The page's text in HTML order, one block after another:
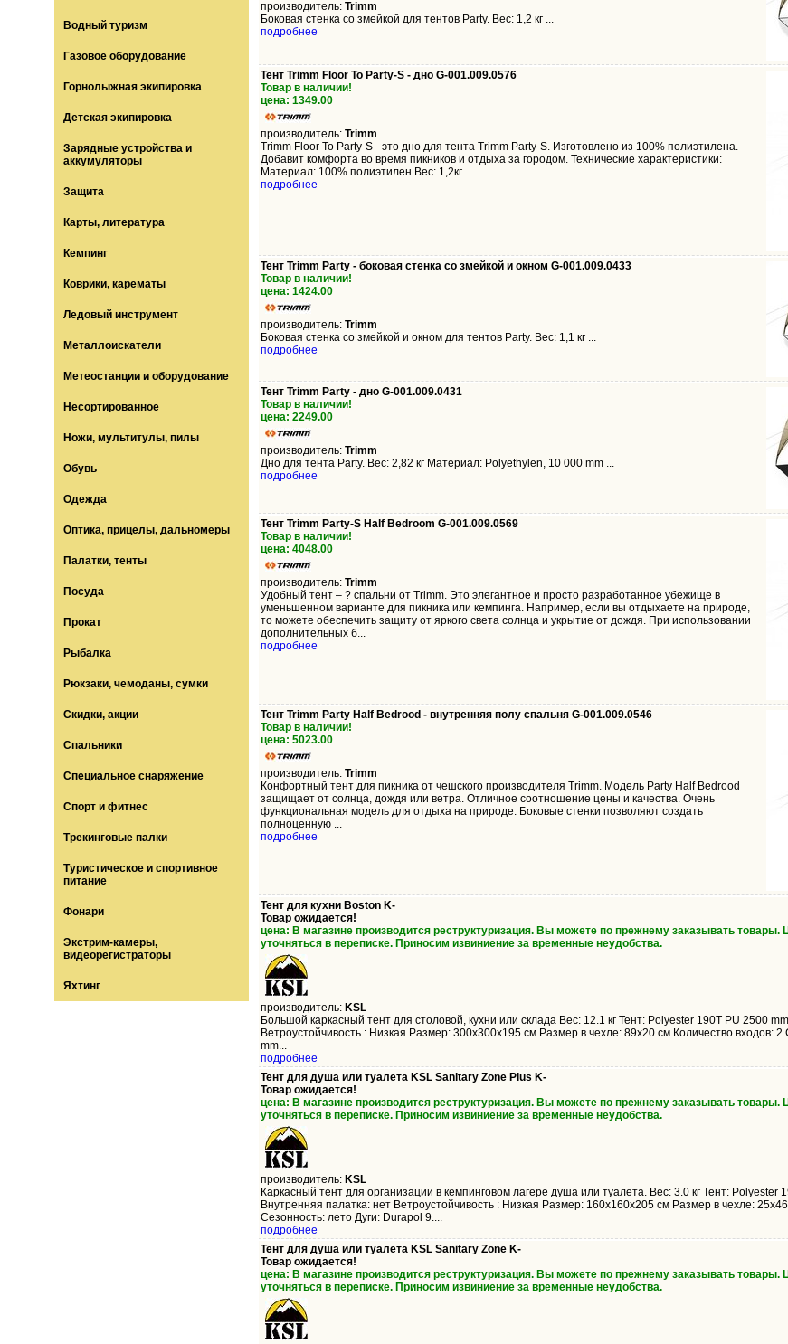
Водный туризм
Газовое оборудование
Горнолыжная экипировка
Детская экипировка
Зарядные устройства и
аккумуляторы
Защита
Карты, литература
Кемпинг
Коврики, карематы
Ледовый инструмент
Металлоискатели
Метеостанции и оборудование
Несортированное
Ножи, мультитулы, пилы
Обувь
Одежда
Оптика, прицелы, дальномеры
Палатки, тенты
Посуда
Прокат
Рыбалка
Рюкзаки, чемоданы, сумки
Скидки, акции
Спальники
Специальное снаряжение
Спорт и фитнес
Трекинговые палки
Туристическое и спортивное
питание
Фонари
Экстрим-камеры,
видеорегистраторы
Яхтинг
производитель: Trimm
Боковая стенка со змейкой для тентов Party. Вес: 1,2 кг ...
подробнее
Тент Trimm Floor To Party-S - дно G-001.009.0576
Товар в наличии!
цена: 1349.00
производитель: Trimm
Trimm Floor To Party-S - это дно для тента Trimm Party-S. Изготовлено из 100% полиэтилена.
Добавит комфорта во время пикников и отдыха за городом. Технические характеристики:
Материал: 100% полиэтилен Вес: 1,2кг ...
подробнее
Тент Trimm Party - боковая стенка со змейкой и окном G-001.009.0433
Товар в наличии!
цена: 1424.00
производитель: Trimm
Боковая стенка со змейкой и окном для тентов Party. Вес: 1,1 кг ...
подробнее
Тент Trimm Party - дно G-001.009.0431
Товар в наличии!
цена: 2249.00
производитель: Trimm
Дно для тента Party. Вес: 2,82 кг Материал: Polyethylen, 10 000 mm ...
подробнее
Тент Trimm Party-S Half Bedroom G-001.009.0569
Товар в наличии!
цена: 4048.00
производитель: Trimm
Удобный тент – ? спальни от Trimm. Это элегантное и просто разработанное убежище в
уменьшенном варианте для пикника или кемпинга. Например, если вы отдыхаете на природе,
то можете обеспечить защиту от яркого света солнца и укрытие от дождя. При использовании
дополнительных б...
подробнее
Тент Trimm Party Half Bedrood - внутренняя полу спальня G-001.009.0546
Товар в наличии!
цена: 5023.00
производитель: Trimm
Конфортный тент для пикника от чешского производителя Trimm. Модель Party Half Bedrood
защищает от солнца, дождя или ветра. Отличное соотношение цены и качества. Очень
функциональная модель для отдыха на природе. Боковые стенки позволяют создать
полноценную ...
подробнее
Тент для кухни Boston K-
Товар ожидается!
цена: В магазине производится реструктуризация. Вы можете по прежнему заказывать товары.
уточняться в переписке. Приносим извиниение за временные неудобства.
производитель: KSL
Большой каркасный тент для столовой, кухни или склада Вес: 12.1 кг Тент: Polyester 190T PU 2500
Ветроустойчивость : Низкая Размер: 300x300x195 см Размер в чехле: 89x20 см Количество входов: 2
mm...
подробнее
Тент для душа или туалета KSL Sanitary Zone Plus K-
Товар ожидается!
цена: В магазине производится реструктуризация. Вы можете по прежнему заказывать товары.
уточняться в переписке. Приносим извиниение за временные неудобства.
производитель: KSL
Каркасный тент для организации в кемпинговом лагере душа или туалета. Вес: 3.0 кг Тент: Polyester
Внутренняя палатка: нет Ветроустойчивость : Низкая Размер: 160x160x205 см Размер в чехле:
Сезонность: лето Дуги: Durapol 9....
подробнее
Тент для душа или туалета KSL Sanitary Zone K-
Товар ожидается!
цена: В магазине производится реструктуризация. Вы можете по прежнему заказывать товары.
уточняться в переписке. Приносим извиниение за временные неудобства.